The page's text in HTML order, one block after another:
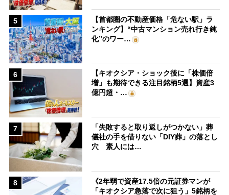
5
【首都圏の不動産価格「危ない駅」ラ
ンキング】“中古マンション売れ行き鈍
化”のワー…
6
【キオクシア・ショック後に「株価倍
増」も期待できる注目銘柄5選】資産3
億円超・…
7
「失敗すると取り返しがつかない」葬
儀社の手を借りない「DIY葬」の落とし
穴 素人には…
8
《2年弱で資産17.5倍の元証券マンが
「キオクシア急落で次に狙う」5銘柄を